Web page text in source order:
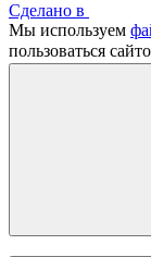
Сделано в
Мы используем
пользоваться